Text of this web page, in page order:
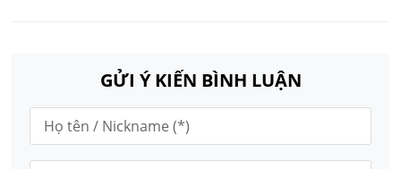
GỬI Ý KIẾN BÌNH LUẬN